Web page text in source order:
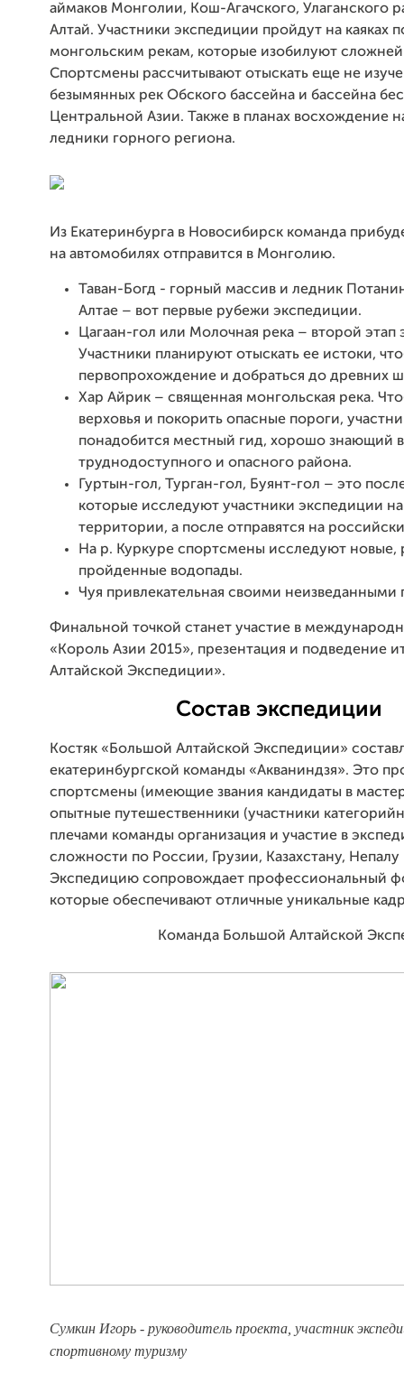
аймаков Монголии, Кош-Агачского, Улаганского
Алтай. Участники экспедиции пройдут на каяках
монгольским рекам, которые изобилуют
Спортсмены рассчитывают отыскать еще не
безымянных рек Обского бассейна и бассейна
Центральной Азии. Также в планах восхождение
ледники горного региона.
Из Екатеринбурга в Новосибирск команда
на автомобилях отправится в Монголию.
Таван-Богд - горный массив и ледник
Алтае – вот первые рубежи экспедиции.
Цагаан-гол или Молочная река – второй этап
Участники планируют отыскать ее истоки,
первопрохождение и добраться до древних
Хар Айрик – священная монгольская река.
верховья и покорить опасные пороги,
понадобится местный гид, хорошо знающий
труднодоступного и опасного района.
Гуртын-гол, Турган-гол, Буянт-гол – это
которые исследуют участники экспедиции
территории, а после отправятся на
На р. Куркуре спортсмены исследуют новые,
пройденные водопады.
Чуя привлекательная своими неизведанными
Финальной точкой станет участие в
«Король Азии 2015», презентация и подведение
Алтайской Экспедиции».
Состав экспедиции
Костяк «Большой Алтайской Экспедиции»
екатеринбургской команды «Акваниндзя». Это
спортсмены (имеющие звания кандидаты в
опытные путешественники (участники
плечами команды организация и участие в
сложности по России, Грузии, Казахстану,
Экспедицию сопровождает профессиональный
которые обеспечивают отличные уникальные
Команда Большой Алтайской
Сумкин Игорь - руководитель проекта, участник
спортивному туризму